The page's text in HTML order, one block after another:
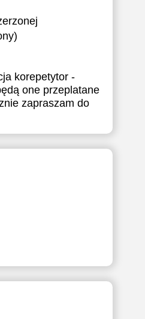
korepetytor -
one przeplatane
zapraszam do